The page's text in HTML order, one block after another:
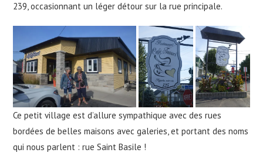
239, occasionnant un léger détour sur la rue principale.
Ce petit village est d’allure sympathique avec des rues
bordées de belles maisons avec galeries, et portant des noms
qui nous parlent : rue Saint Basile !